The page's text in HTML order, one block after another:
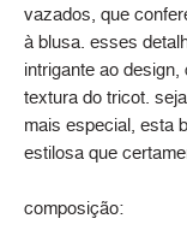
vazados, que
à blusa. esses
intrigante ao
textura do tricot.
mais especial, esta
estilosa que
composição: